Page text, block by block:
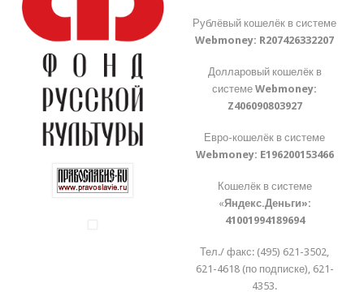
Рублёвый кошелёк в системе
Webmoney: R207426332207
Долларовый кошелёк в
системеWebmoney:
Z406090803927
Евро-кошелёк в системе
Webmoney: E196200153466
Кошелёк в системе
«Яндекс.Деньги»:
41001994189694
Тел./ факс: (495) 621-3502,
621-4618 (по подписке), 621-
4353.